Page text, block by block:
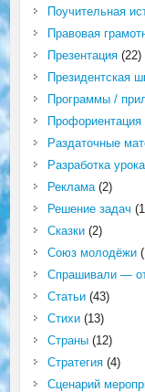
Поучительная
Правовая
Презентация(22)
Президентская
Программы /
Профориентация
Раздаточные
Разработка урока
Реклама(2)
Решение задач
Сказки(2)
Союз молодёжи
Спрашивали —
Статьи(43)
Стихи(13)
Страны(12)
Стратегия(4)
Сценарий